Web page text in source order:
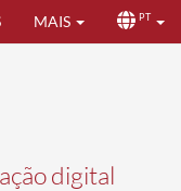
MAIS PT
digital